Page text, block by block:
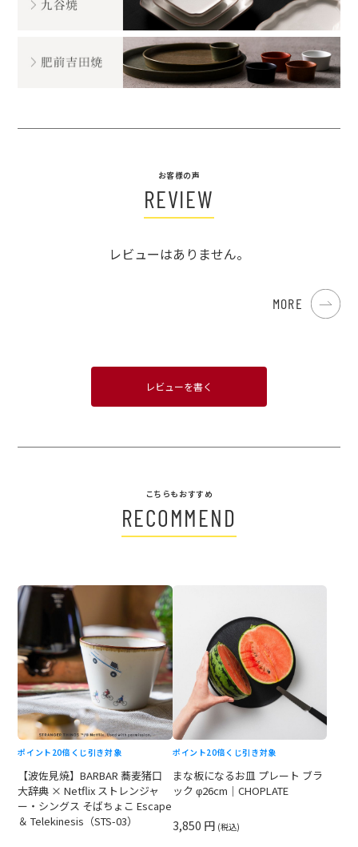
お客様の声
REVIEW
レビューはありません。
MORE
レビューを書く
こちらもおすすめ
RECOMMEND
ポイント20倍 くじ引き対象
【波佐見焼】BARBAR 蕎麦猪口
大辞典 × Netflix ストレンジャ
ー・シングス そばちょこ Escape
＆ Telekinesis（STS-03）
ポイント20倍 くじ引き対象
まな板になるお皿 プレート ブラ
ック φ26cm｜CHOPLATE
3,850 円 (税込)